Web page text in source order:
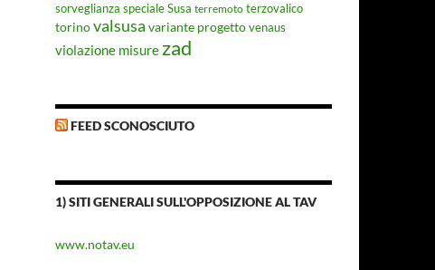
sorveglianza speciale Susa terremoto terzovalico
torinovalsusa variante progettovenaus
violazione misure zad
FEED SCONOSCIUTO
1) SITI GENERALI SULL'OPPOSIZIONE AL TAV
www.notav.eu